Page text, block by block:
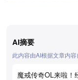
AI摘要
此内容由AI根据文章内
魔戒传奇OL来啦！